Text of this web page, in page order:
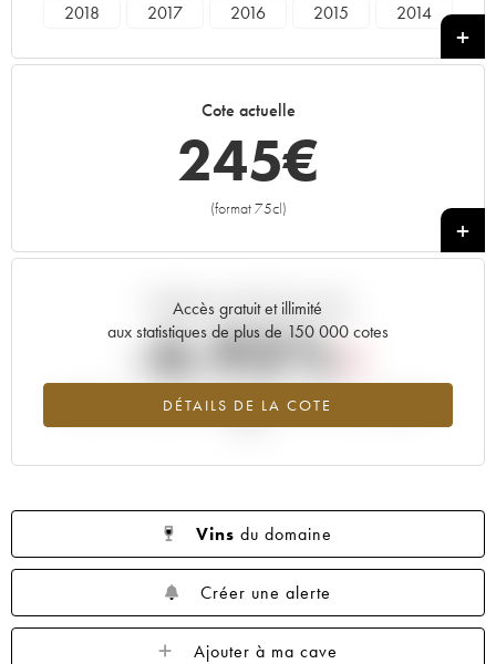
2018
2017 2016 2015
2014
2001
Cote actuelle
245€
(format 75cl)
+
Accès gratuit et illimité
aux statistiques de plus de 150 000 cotes
DÉTAILS DE LA COTE
Tendance actuelle de la cote
-6.93%
Tendance à la baisse du millésime 2010 en 2026 par rapport à
Vins du domaine
Créer une alerte
Ajouter à ma cave